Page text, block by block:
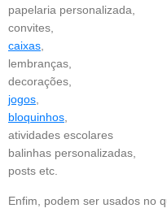
papelaria personalizada,
convites,
caixas
lembranças,
decorações,
jogos
bloquinhos
atividades escolares
balinhas personalizadas,
posts etc.
Enfim, podem ser usados no